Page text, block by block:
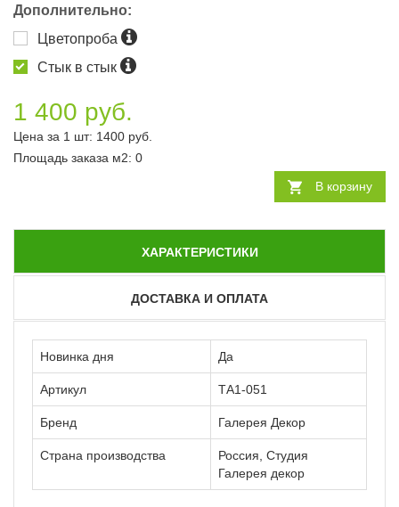
Дополнительно:
Цветопроба
Стык в стык
1 400 руб.
Цена за 1 шт: 1400 руб.
Площадь заказа м2: 0
В корзину
ХАРАКТЕРИСТИКИ
ДОСТАВКА И ОПЛАТА
Новинка дня Да
Артикул ТА1-051
Бренд Галерея Декор
Страна производства
Россия, Студия
Галерея декор